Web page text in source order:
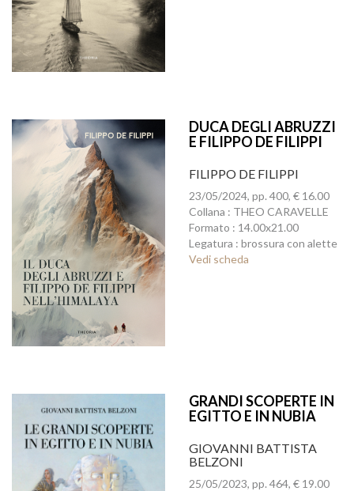
DUCA DEGLI ABRUZZI
E FILIPPO DE FILIPPI
(ED.INT.)
FILIPPO DE FILIPPI
23/05/2024, pp. 400, € 16.00
Collana : THEO CARAVELLE
Formato : 14.00x21.00
Legatura : brossura con alette
Vedi scheda
GRANDI SCOPERTE IN
EGITTO E IN NUBIA
GIOVANNI BATTISTA
BELZONI
25/05/2023, pp. 464, € 19.00